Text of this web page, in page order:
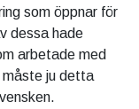
som öppnar för
dessa hade
arbetade med
ju detta